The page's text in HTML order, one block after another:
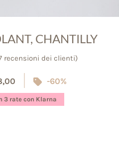
CHANTILLY
recensioni dei clienti)
-60%
3 rate con Klarna